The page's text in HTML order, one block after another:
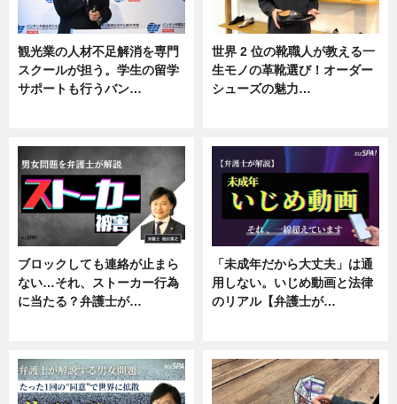
観光業の人材不足解消を専門
スクールが担う。学生の留学
サポートも行うバン…
世界 2 位の靴職人が教える一
生モノの革靴選び！オーダー
シューズの魅力…
ブロックしても連絡が止まら
ない…それ、ストーカー行為
に当たる？弁護士が…
「未成年だから大丈夫」は通
用しない。いじめ動画と法律
のリアル【弁護士が…